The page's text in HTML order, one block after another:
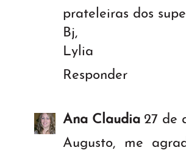
prateleiras dos
Bj,
Lylia
Responder
Ana Claudia 27 de
Augusto, me